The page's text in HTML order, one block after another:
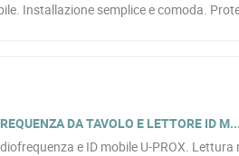
Installazione semplice e comoda.
DA TAVOLO E LETTORE ID M...
e ID mobile U-PROX. Lettura